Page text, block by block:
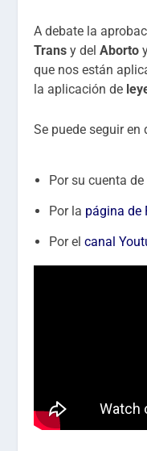
A debate la
Trans y delAborto
que nos están
la aplicación de
Se puede seguir
Por su cuenta
Por la página de
Por el canal